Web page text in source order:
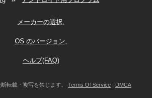
メーカーの選択
OS のバージョン
ヘルプ(FAQ)
転載・複写を禁じます。 Terms Of Service | DMCA